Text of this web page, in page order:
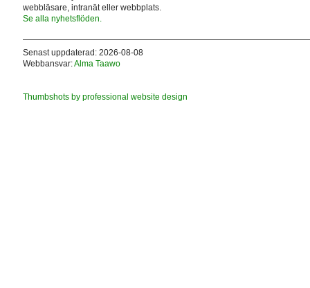
webbläsare, intranät eller webbplats.
Se alla nyhetsflöden.
Senast uppdaterad: 2026-08-08
Webbansvar:Alma Taawo
Thumbshots by professional website design